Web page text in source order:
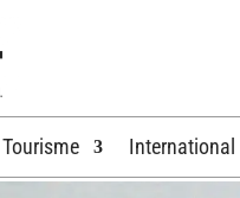
Tourisme International